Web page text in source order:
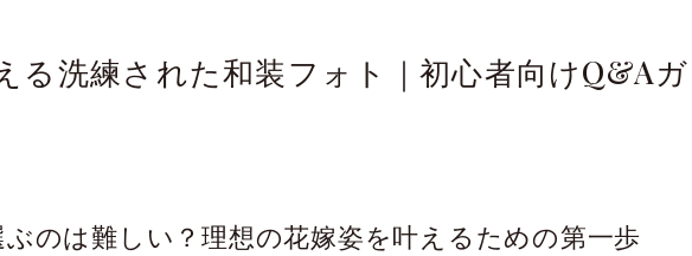
る洗練された和装フォト｜初心者向けQ&Aガ
のは難しい？理想の花嫁姿を叶えるための第一歩